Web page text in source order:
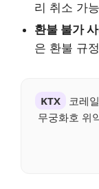
리 취소 가능
환불 불가
은 환불 규
KTX
코레
무궁화호 위